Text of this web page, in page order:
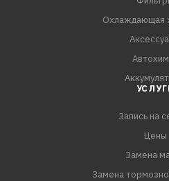
Охлаждающая
Запись на
Цены
Замена
Замена